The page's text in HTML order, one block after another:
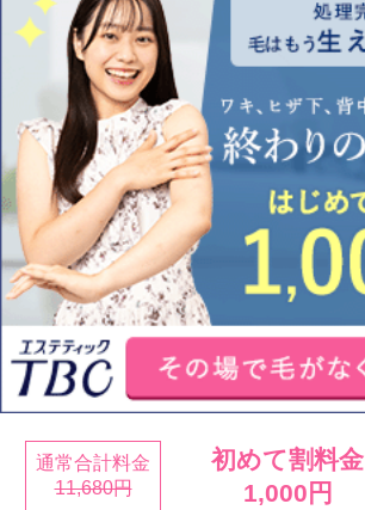
通常合計料金
11,680円
初めて割料金
1,000円